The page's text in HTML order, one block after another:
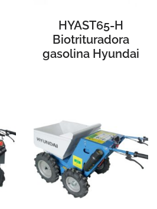
HYAST65-H
Biotrituradora
gasolina Hyundai